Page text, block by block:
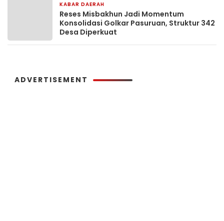
KABAR DAERAH
Reses Misbakhun Jadi Momentum
Konsolidasi Golkar Pasuruan, Struktur 342
Desa Diperkuat
ADVERTISEMENT